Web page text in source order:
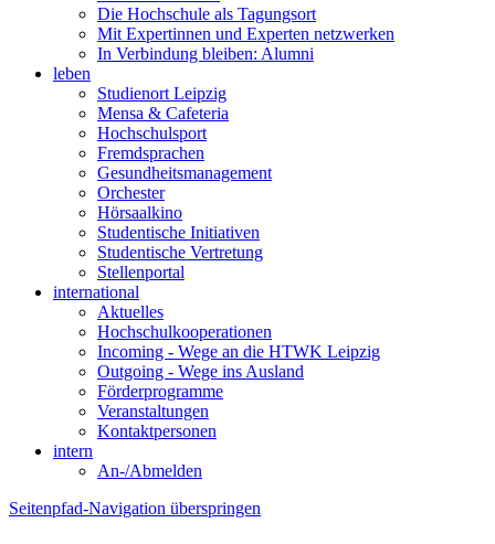
Die Hochschule als Tagungsort
Mit Expertinnen und Experten netzwerken
In Verbindung bleiben: Alumni
leben
Studienort Leipzig
Mensa & Cafeteria
Hochschulsport
Fremdsprachen
Gesundheitsmanagement
Orchester
Hörsaalkino
Studentische Initiativen
Studentische Vertretung
Stellenportal
international
Aktuelles
Hochschulkooperationen
Incoming - Wege an die HTWK Leipzig
Outgoing - Wege ins Ausland
Förderprogramme
Veranstaltungen
Kontaktpersonen
intern
An-/Abmelden
Seitenpfad-Navigation überspringen